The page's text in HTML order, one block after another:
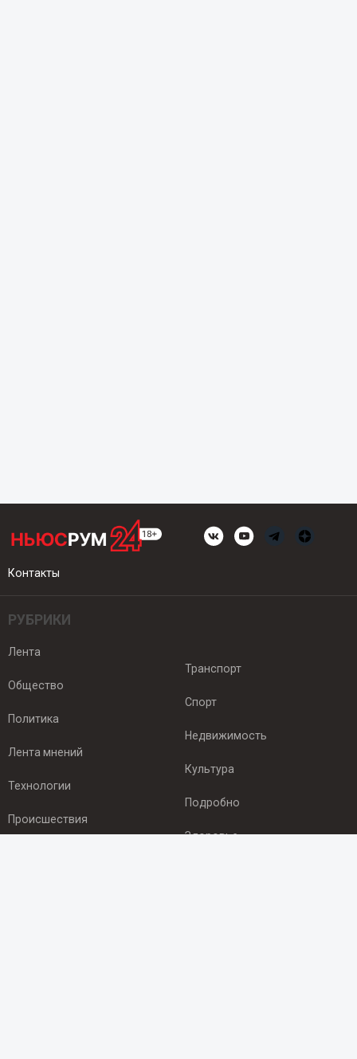
Контакты
РУБРИКИ
Лента
Общество
Политика
Лента мнений
Технологии
Происшествия
Транспорт
Спорт
Недвижимость
Культура
Подробно
Здоровье